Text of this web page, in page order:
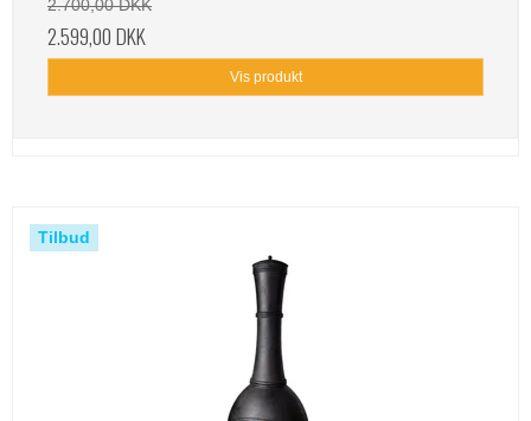
2.700,00 DKK
2.599,00 DKK
Vis produkt
Tilbud